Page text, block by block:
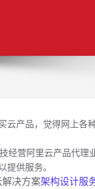
云产品，觉得网上各
营阿里云产品代理
供服务。
解决方案架构设计服